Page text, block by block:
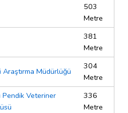
503
Metre
381
Metre
Araştırma Müdürlüğü
304
Metre
Pendik Veteriner
336
Metre